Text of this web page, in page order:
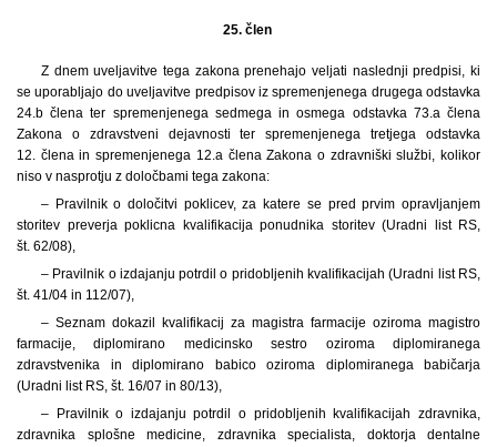
25. člen
Z dnem uveljavitve tega zakona prenehajo veljati naslednji predpisi, ki
se uporabljajo do uveljavitve predpisov iz spremenjenega drugega odstavka
24.b člena ter spremenjenega sedmega in osmega odstavka 73.a člena
Zakona o zdravstveni dejavnosti ter spremenjenega tretjega odstavka
12. člena in spremenjenega 12.a člena Zakona o zdravniški službi, kolikor
niso v nasprotju z določbami tega zakona:
– Pravilnik o določitvi poklicev, za katere se pred prvim opravljanjem
storitev preverja poklicna kvalifikacija ponudnika storitev (Uradni list RS,
št. 62/08),
– Pravilnik o izdajanju potrdil o pridobljenih kvalifikacijah (Uradni list RS,
št. 41/04 in 112/07),
– Seznam dokazil kvalifikacij za magistra farmacije oziroma magistro
farmacije, diplomirano medicinsko sestro oziroma diplomiranega
zdravstvenika in diplomirano babico oziroma diplomiranega babičarja
(Uradni list RS, št. 16/07 in 80/13),
– Pravilnik o izdajanju potrdil o pridobljenih kvalifikacijah zdravnika,
zdravnika splošne medicine, zdravnika specialista, doktorja dentalne